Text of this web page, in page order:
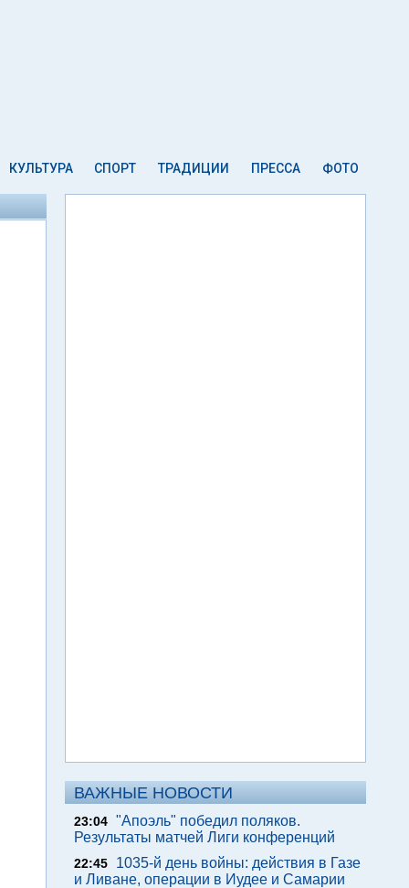
КУЛЬТУРА СПОРТ ТРАДИЦИИ ПРЕССА ФОТО
ВАЖНЫЕ НОВОСТИ
23:04 "Апоэль" победил поляков.
Результаты матчей Лиги конференций
22:45
1035-й день войны: действия в Газе
и Ливане, операции в Иудее и Самарии